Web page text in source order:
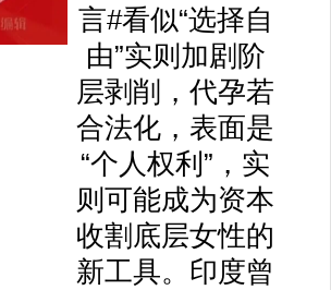
言#看似“选择自
由”实则加剧阶
层剥削，代孕若
合法化，表面是
“个人权利”，实
则可能成为资本
收割底层女性的
新工具。印度曾